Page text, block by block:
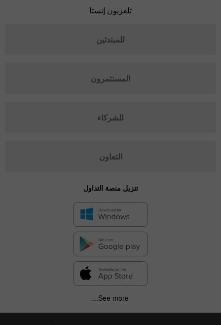
تلفزيون إنستا
للمبتدئين
المستثمرون
للشركاء
التعاون
تنزيل منصة التداول
See more...